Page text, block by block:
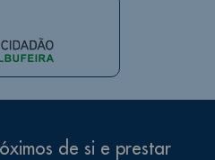
de si e prestar